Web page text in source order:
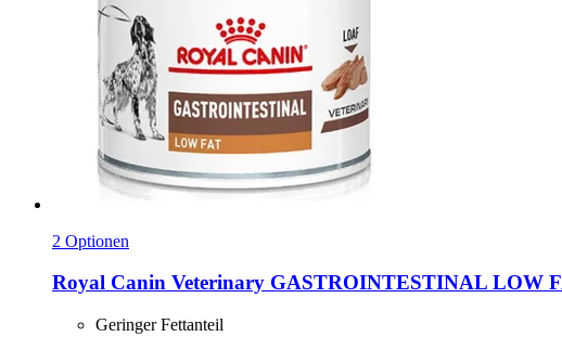
2 Optionen
Royal Canin Veterinary GASTROINTESTINAL LOW
Geringer Fettanteil